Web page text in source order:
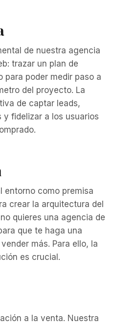
de nuestra agencia
trazar un plan de
para poder medir paso a
del proyecto. La
de captar leads,
y fidelizar a los usuarios
entorno como premisa
crear la arquitectura del
quieres una agencia de
que te haga una
más. Para ello, la
es crucial.
a la venta. Nuestra